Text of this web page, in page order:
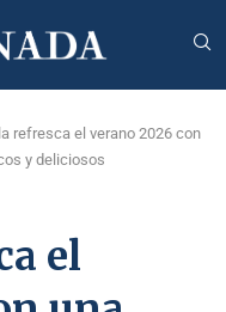
refresca el verano 2026 con
y deliciosos
el